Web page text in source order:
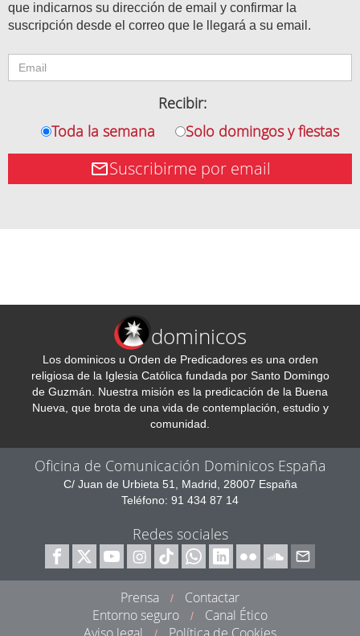
que indicarnos su dirección de email y confirmar la
suscripción desde el correo que le llegará a su email.
Recibir:
Toda la semana
Solo domingos y fiestas
Suscribirme por email
dominicos
Los dominicos u Orden de Predicadores es una orden
religiosa de la Iglesia Católica fundada por Santo Domingo
de Guzmán. Nuestra misión es la predicación de la Buena
Nueva, que brota de una vida de contemplación, estudio y
comunidad.
Oficina de Comunicación Dominicos España
C/ Juan de Urbieta 51, Madrid, 28007 España
Teléfono: 91 434 87 14
Redes sociales
Prensa /
Contactar
Entorno seguro
/
Canal Ético